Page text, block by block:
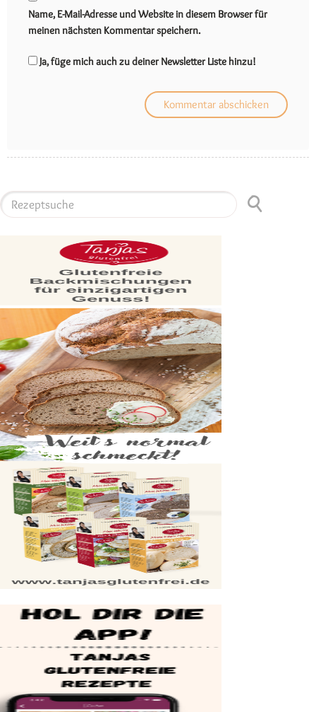
Name, E-Mail-Adresse und Website in diesem Browser für
meinen nächsten Kommentar speichern.
Ja, füge mich auch zu deiner Newsletter Liste hinzu!